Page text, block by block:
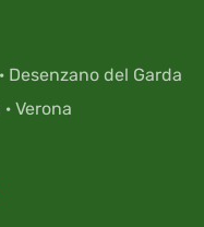
· Desenzano del Garda
· Verona